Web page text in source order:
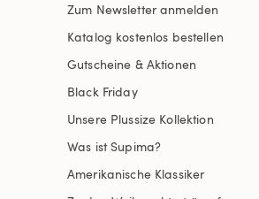
Zum Newsletter anmelden
Katalog kostenlos bestellen
Gutscheine & Aktionen
Black Friday
Unsere Plussize Kollektion
Was ist Supima?
Amerikanische Klassiker